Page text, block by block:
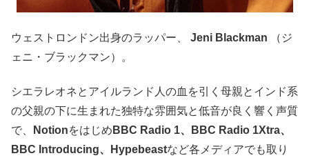
ウェストロンドン出身のラッパー、 Jeni Blackman （ジ
ェニ・ブラックマン）。
シエラレオネとアイルランド人の血を引く母親とインド系
の父親の下に生まれた独特な雰囲気と低音が良く響く声質
で、
Notionをはじめ BBC Radio 1、BBC Radio 1Xtra、
BBC Introducing、Hypebeastなど各メディアでも取り